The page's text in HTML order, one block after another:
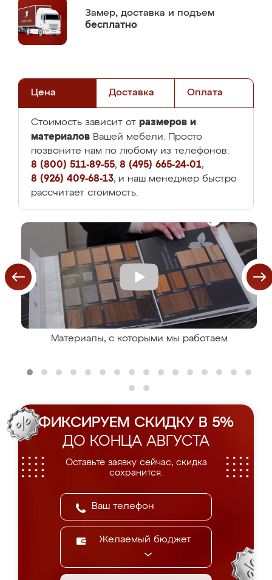
Замер, доставка и подъем
бесплатно
Цена Доставка Оплата
Стоимость зависит от размеров и
материалов Вашей мебели. Просто
позвоните нам по любому из телефонов:
8 (800) 511-89-55, 8 (495) 665-24-01,
8 (926) 409-68-13, и наш менеджер быстро
рассчитает стоимость.
Материалы, с которыми мы работаем
ФИКСИРУЕМ СКИДКУ В 5%
ДО КОНЦА АВГУСТА
Оставьте заявку сейчас, скидка
сохранится.
Желаемый бюджет